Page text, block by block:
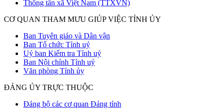
Thông tấn xã Việt Nam (TTXVN)
CƠ QUAN THAM MƯU GIÚP VIỆC TỈNH ỦY
Ban Tuyên giáo và Dân vận
Ban Tổ chức Tỉnh uỷ
Uỷ ban Kiểm tra Tỉnh uỷ
Ban Nội chính Tỉnh uỷ
Văn phòng Tỉnh ủy
ĐẢNG ỦY TRỰC THUỘC
Đảng bộ các cơ quan Đảng tỉnh